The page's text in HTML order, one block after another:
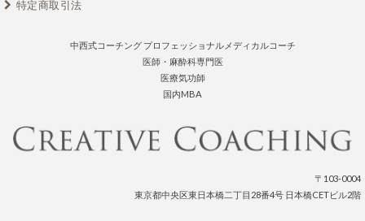
特定商取引法
中西式コーチング プロフェッショナルメディカルコーチ
医師・麻酔科専門医
医療気功師
国内MBA
〒103-0004
東京都中央区東日本橋二丁目28番4号 日本橋CETビル2階